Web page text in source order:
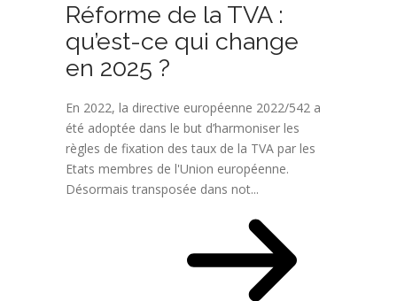
Réforme de la TVA :
qu’est-ce qui change
en 2025 ?
En 2022, la directive européenne 2022/542 a
été adoptée dans le but d’harmoniser les
règles de fixation des taux de la TVA par les
Etats membres de l'Union européenne.
Désormais transposée dans not...